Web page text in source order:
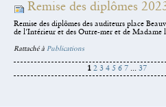
Remise des diplômes
Remise des diplômes des auditeurs place
de l'Intérieur et des Outre-mer et de
Rattaché à Publications
1 2 3 4 5 6 7 ... 37